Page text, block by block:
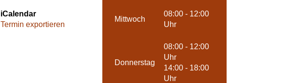
iCalendar
Termin exportieren
Mittwoch
08:00 - 12:00
Uhr
Donnerstag
08:00 - 12:00
Uhr
14:00 - 18:00
Uhr